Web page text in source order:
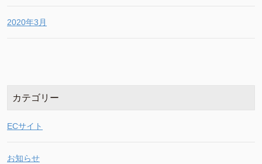
2020年3月
カテゴリー
ECサイト
お知らせ